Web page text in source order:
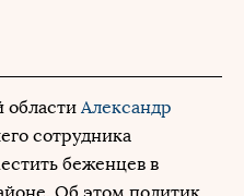
области Александр
сотрудника
беженцев в